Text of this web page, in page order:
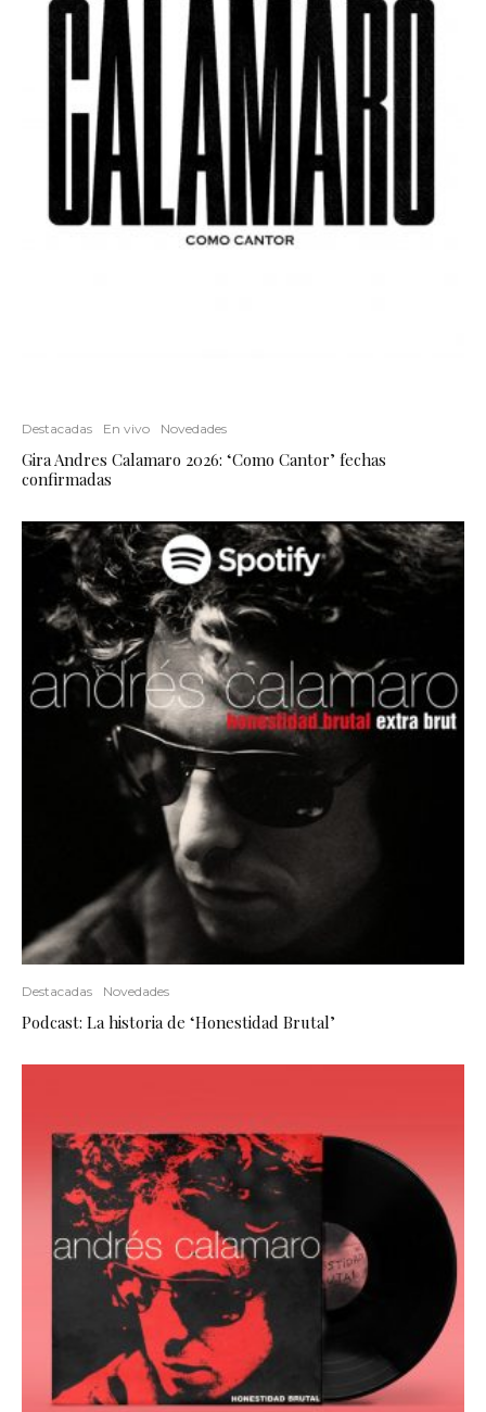
Destacadas En vivo Novedades
Gira Andres Calamaro 2026: ‘Como Cantor’ fechas
confirmadas
Destacadas Novedades
Podcast: La historia de ‘Honestidad Brutal’